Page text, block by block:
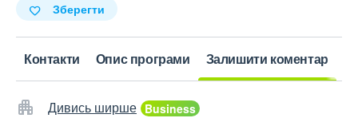
Зберегти
Контакти Опис програми Залишити коментар
Дивись ширше